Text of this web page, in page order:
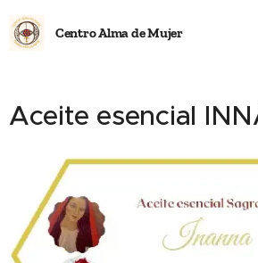
Centro Alma de Mujer
Aceite esencial